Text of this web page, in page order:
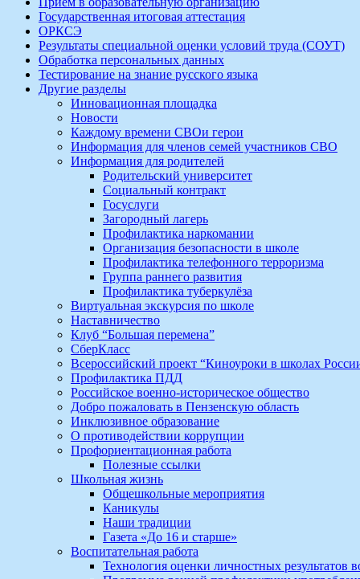
Государственная итоговая аттестация
ОРКСЭ
Результаты специальной оценки условий труда (СОУТ)
Обработка персональных данных
Тестирование на знание русского языка
Другие разделы
Инновационная площадка
Новости
Каждому времени СВОи герои
Информация для членов семей участников СВО
Информация для родителей
Родительский университет
Социальный контракт
Госуслуги
Загородный лагерь
Профилактика наркомании
Организация безопасности в школе
Профилактика телефонного терроризма
Группа раннего развития
Профилактика туберкулёза
Виртуальная экскурсия по школе
Наставничество
Клуб “Большая перемена”
СберКласс
Всероссийский проект “Киноуроки в школах
Профилактика ПДД
Российское военно-историческое общество
Добро пожаловать в Пензенскую область
Инклюзивное образование
О противодействии коррупции
Профориентационная работа
Полезные ссылки
Школьная жизнь
Общешкольные мероприятия
Каникулы
Наши традиции
Газета «До 16 и старше»
Воспитательная работа
Технология оценки личностных результатов